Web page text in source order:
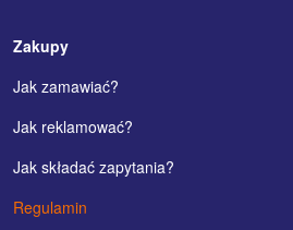
Zakupy
Jak zamawiać?
Jak reklamować?
Jak składać zapytania?
Regulamin